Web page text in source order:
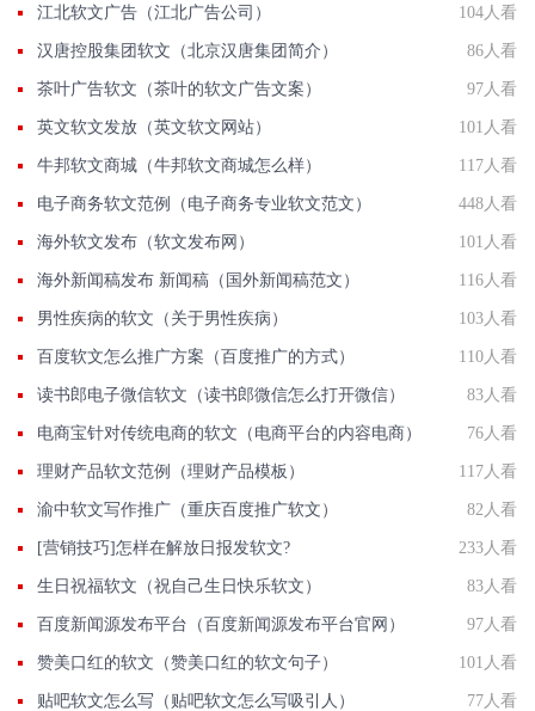
江北软文广告（江北广告公司） 104人看
汉唐控股集团软文（北京汉唐集团简介） 86人看
茶叶广告软文（茶叶的软文广告文案） 97人看
英文软文发放（英文软文网站） 101人看
牛邦软文商城（牛邦软文商城怎么样） 117人看
电子商务软文范例（电子商务专业软文范文） 448人看
海外软文发布（软文发布网） 101人看
海外新闻稿发布 新闻稿（国外新闻稿范文） 116人看
男性疾病的软文（关于男性疾病） 103人看
百度软文怎么推广方案（百度推广的方式） 110人看
读书郎电子微信软文（读书郎微信怎么打开微信） 83人看
电商宝针对传统电商的软文（电商平台的内容电商） 76人看
理财产品软文范例（理财产品模板） 117人看
渝中软文写作推广（重庆百度推广软文） 82人看
[营销技巧]怎样在解放日报发软文? 233人看
生日祝福软文（祝自己生日快乐软文） 83人看
百度新闻源发布平台（百度新闻源发布平台官网） 97人看
赞美口红的软文（赞美口红的软文句子） 101人看
贴吧软文怎么写（贴吧软文怎么写吸引人） 77人看